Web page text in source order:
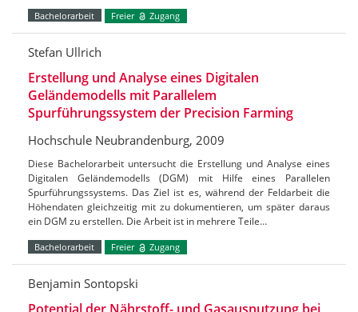
Bachelorarbeit Freier Zugang
Stefan Ullrich
Erstellung und Analyse eines Digitalen
Geländemodells mit Parallelem
Spurführungssystem der Precision Farming
Hochschule Neubrandenburg, 2009
Diese Bachelorarbeit untersucht die Erstellung und Analyse eines
Digitalen Geländemodells (DGM) mit Hilfe eines Parallelen
Spurführungssystems. Das Ziel ist es, während der Feldarbeit die
Höhendaten gleichzeitig mit zu dokumentieren, um später daraus
ein DGM zu erstellen. Die Arbeit ist in mehrere Teile…
Bachelorarbeit Freier Zugang
Benjamin Sontopski